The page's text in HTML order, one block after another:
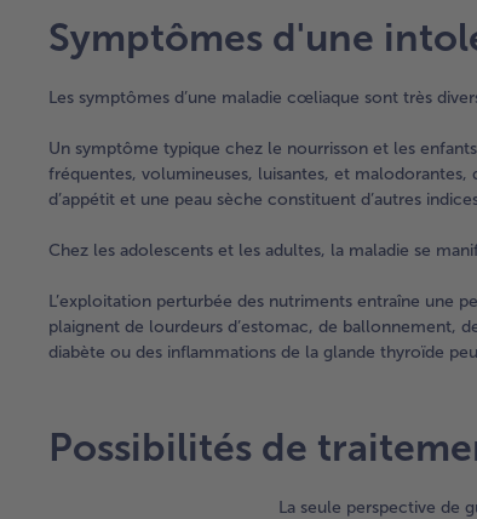
Symptômes d'une
Les symptômes d’une maladie cœliaque sont très
Un symptôme typique chez le nourrisson et les
fréquentes, volumineuses, luisantes, et malodorantes,
d’appétit et une peau sèche constituent d’autres
Chez les adolescents et les adultes, la maladie se
L’exploitation perturbée des nutriments entraîne une
plaignent de lourdeurs d’estomac, de ballonnement,
diabète ou des inflammations de la glande thyroïde
Possibilités de
La seule perspective de